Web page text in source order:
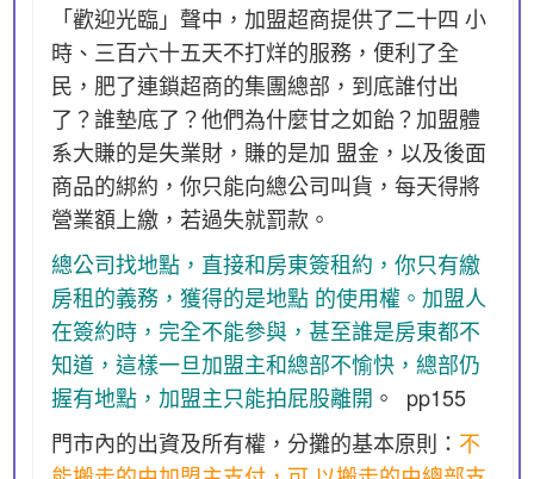
「歡迎光臨」聲中，加盟超商提供了二十四 小
時、三百六十五天不打烊的服務，便利了全
民，肥了連鎖超商的集團總部，到底誰付出
了？誰墊底了？他們為什麼甘之如飴？加盟體
系大賺的是失業財，賺的是加 盟金，以及後面
商品的綁約，你只能向總公司叫貨，每天得將
營業額上繳，若過失就罰款。
總公司找地點，直接和房東簽租約，你只有繳
房租的義務，獲得的是地點 的使用權。加盟人
在簽約時，完全不能參與，甚至誰是房東都不
知道，這樣一旦加盟主和總部不愉快，總部仍
握有地點，加盟主只能拍屁股離開 。 pp155
門市內的出資及所有權，分攤的基本原則： 不